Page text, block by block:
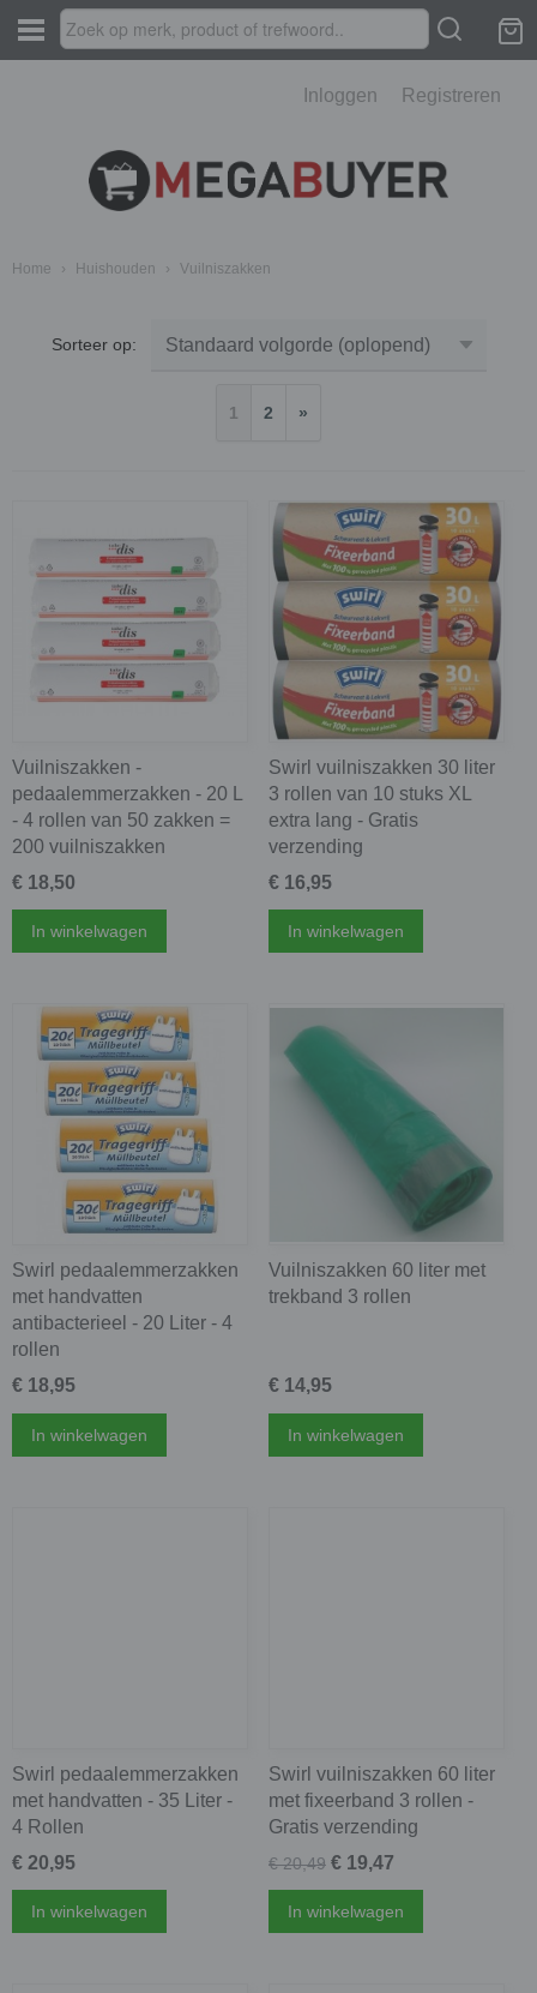
Inloggen Registreren
Home › Huishouden › Vuilniszakken
Sorteer op:
1 2 »
Vuilniszakken -
pedaalemmerzakken - 20 L
- 4 rollen van 50 zakken =
200 vuilniszakken
€ 18,50
In winkelwagen
Swirl vuilniszakken 30 liter
3 rollen van 10 stuks XL
extra lang - Gratis
verzending
€ 16,95
In winkelwagen
Swirl pedaalemmerzakken
met handvatten
antibacterieel - 20 Liter - 4
rollen
€ 18,95
In winkelwagen
Vuilniszakken 60 liter met
trekband 3 rollen
€ 14,95
In winkelwagen
Swirl pedaalemmerzakken
met handvatten - 35 Liter -
4 Rollen
€ 20,95
In winkelwagen
Swirl vuilniszakken 60 liter
met fixeerband 3 rollen -
Gratis verzending
€ 20,49 € 19,47
In winkelwagen